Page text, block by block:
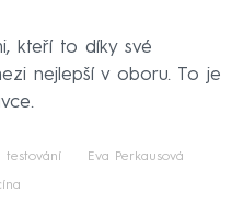
kteří to díky své
nejlepší v oboru. To je
testování Eva Perkausová